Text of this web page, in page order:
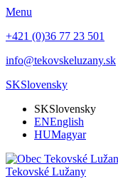
Menu
+421 (0)36 77 23 501
info@tekovskeluzany.sk
SKSlovensky
SKSlovensky
ENEnglish
HUMagyar
Tekovské Lužany